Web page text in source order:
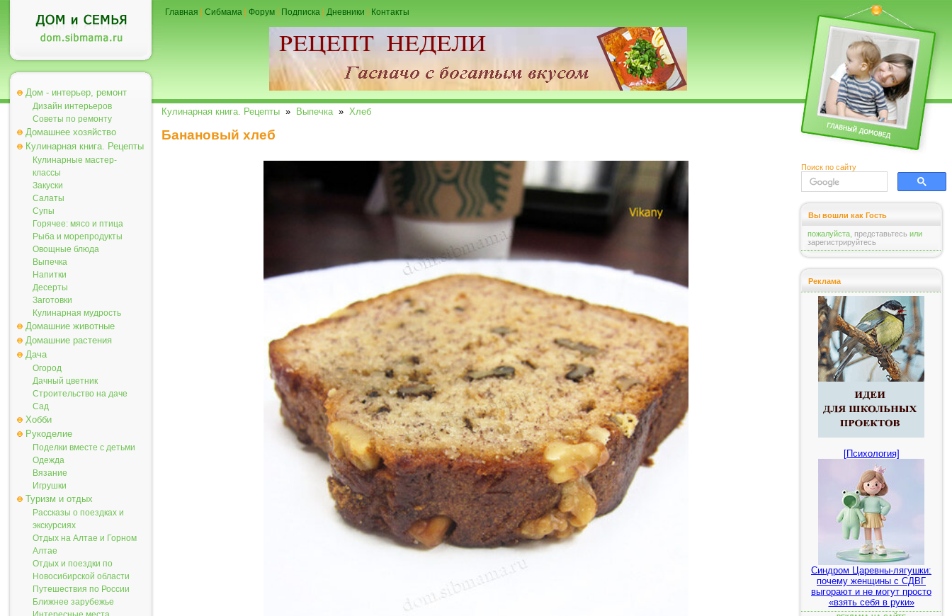
Дом - интерьер, ремонт
Дизайн интерьеров
Советы по ремонту
Домашнее хозяйство
Кулинарная книга. Рецепты
Кулинарные мастер-
классы
Закуски
Салаты
Супы
Горячее: мясо и птица
Рыба и морепродукты
Овощные блюда
Выпечка
Напитки
Десерты
Заготовки
Кулинарная мудрость
Домашние животные
Домашние растения
Дача
Огород
Дачный цветник
Строительство на даче
Сад
Хобби
Рукоделие
Поделки вместе с детьми
Одежда
Вязание
Игрушки
Туризм и отдых
Рассказы о поездках и
экскурсиях
Отдых на Алтае и Горном
Алтае
Отдых и поездки по
Новосибирской области
Путешествия по России
Ближнее зарубежье
Главная Сибмама Форум Подписка Дневники Контакты
Кулинарная книга. Рецепты » Выпечка» Хлеб
Банановый хлеб
Поиск по сайту
Вы вошли как Гость
пожалуйста, представьтесь или
зарегистрируйтесь
Реклама
[Психология]
Синдром Царевны-лягушки:
почему женщины с СДВГ
выгорают и не могут просто
«взять себя в руки»